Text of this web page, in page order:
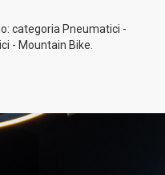
categoria Pneumatici -
- Mountain Bike.